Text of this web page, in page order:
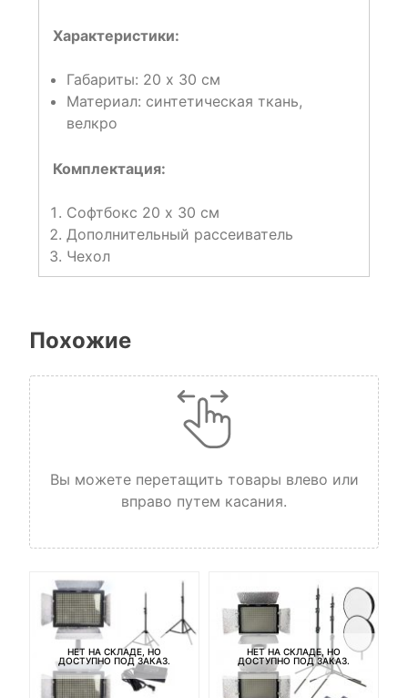
Характеристики:
Габариты: 20 х 30 см
Материал: синтетическая ткань,
велкро
Комплектация:
Софтбокс 20 х 30 см
Дополнительный рассеиватель
Чехол
Похожие
Вы можете перетащить товары влево или
вправо путем касания.
НЕТ НА СКЛАДЕ, НО
ДОСТУПНО ПОД ЗАКАЗ.
НЕТ НА СКЛАДЕ, НО
ДОСТУПНО ПОД ЗАКАЗ.